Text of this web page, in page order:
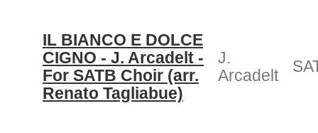
IL BIANCO E DOLCE
CIGNO - J. Arcadelt -
For SATB Choir (arr.
Renato Tagliabue)
J.
Arcadelt